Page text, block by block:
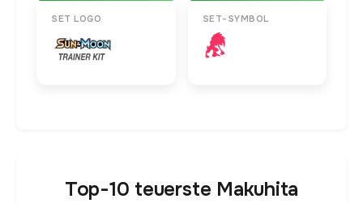
SET LOGO SET-SYMBOL
Top-10 teuerste Makuhita